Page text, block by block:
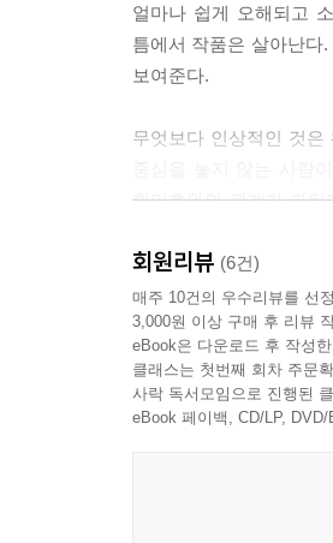
얼마나 쉽게 오해되고
틈에서 작품은 살아난다
보여준다.
무엇보다 인상적인 것
황민호와의 관계가 파
계절을 통과하며 조금씩
우순심이라는 인물이
계절, 강과 별빛, 길과
읽으면 다 담기지 않는
물음은 이 작품 전체를
회원리뷰 (6건)
매주 10건의 우수리뷰를 선
3,000원 이상 구매 후 리뷰
eBook은 다운로드 후 작성
클래스는 첫번째 회차 주문
사락 독서모임으로 진행된
eBook 페이백, CD/LP,